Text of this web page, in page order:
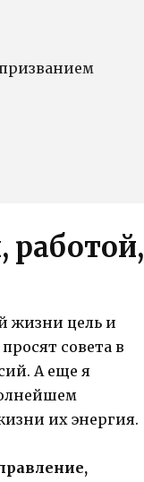
работой,
жизни цель и
совета в
А еще я
их энергия.